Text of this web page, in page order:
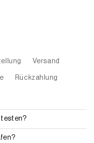
Versand
Rückzahlung
testen?